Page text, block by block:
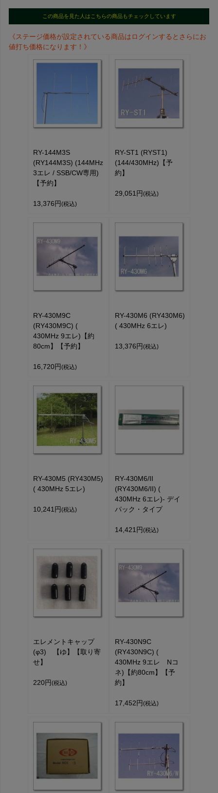
この商品を見た人はこちらの商品もチェックしています
《ステージ価格が設定されている商品はログインするとさらにお
値打ち価格になります！》
RY-144M3S
(RY144M3S) (144MHz
3エレ / SSB/CW専用)
【予約】
13,376円 (税込)
RY-ST1 (RYST1)
(144/430MHz)【予
約】
29,051円 (税込)
RY-430M9C
(RY430M9C) (
430MHz 9エレ)【約
80cm】【予約】
16,720円 (税込)
RY-430M6 (RY430M6)
( 430MHz 6エレ)
13,376円 (税込)
RY-430M5 (RY430M5)
( 430MHz 5エレ)
10,241円 (税込)
RY-430M6/II
(RY430M6/II) (
430MHz 6エレ)- デイ
パック・タイプ
14,421円 (税込)
エレメントキャップ
(φ3) 【ゆ】【取り寄
せ】
220円 (税込)
RY-430N9C
(RY430N9C) (
430MHz 9エレ Nコ
ネ)【約80cm】【予
約】
17,452円 (税込)